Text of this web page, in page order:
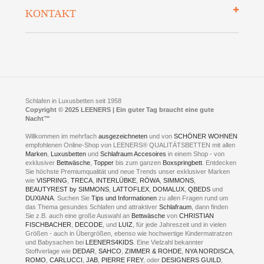
Preisgarantie
Presse
Jobs
Fotoalbum
Kontakt
KONTAKT
Neuer Showroom für unsere Onlineartikel.
Kontakt via:WhatsApp
Kontakt via:eMail
mögliche Zeiten für eine Showroom Terminreservierung
MO und DI geschlossen
MI - FR 11 bis 17 Uhr
SA 11 bis 15 Uhr
ONLINEBERATUNG UND
Schlafen in Luxusbetten seit 1958
Copyright © 2025 LEENERS | Ein guter Tag braucht eine gute
Nacht™
Willkommen im mehrfachausgezeichnetenund vonSCHÖNER WOHNEN
empfohlenen Online-Shop von LEENERS® QUALITÄTSBETTEN mit allen
Marken Luxusbetten undSchlafraum Accesoires in einem Shop - von
exklusiver Bettwäsche ,Topper bis zum ganzen Boxspringbett . Entdecken
Sie höchste Premiumqualität und neue Trends unser exklusiver Marken
wieVISPRING ,TRECA INTERLÜBKE RÖWA ,SIMMONS
BEAUTYREST by SIMMONS LATTOFLEX DOMALUX ,QBEDS und
DUXIANA . Suchen SieTips und Informationen zu allen Fragen rund um
das Thema gesundes Schlafen und attraktiverSchlafraum , dann finden
Sie z.B. auch eine große Auswahl an Bettwäsche vonCHRISTIAN
FISCHBACHER
DECODE , und LUIZ , für jede Jahreszeit und in vielen
Größen - auch in Übergrößen, ebenso wie hochwertige Kindermatratzen
und Babysachen bei LEENERS4KIDS . Eine Vielzahl bekannter
Stoffverlage wie DEDAR ,SAHCO ,ZIMMER & ROHDE NYA NORDISCA
ROMO ,CARLUCCI ,JAB PIERRE FREY, oder DESIGNERS GUILD